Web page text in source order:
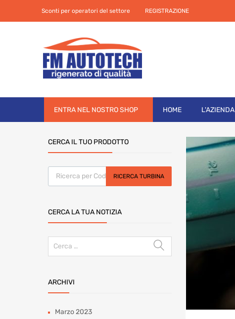
Sconti per operatori del settore REGISTRAZIONE
content
ENTRA NEL NOSTRO SHOP HOME L'AZIENDA
CERCA IL TUO PRODOTTO
Products search
RICERCA TURBINA
CERCA LA TUA NOTIZIA
ARCHIVI
Marzo 2023